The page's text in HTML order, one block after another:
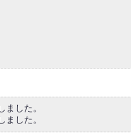
した。
した。